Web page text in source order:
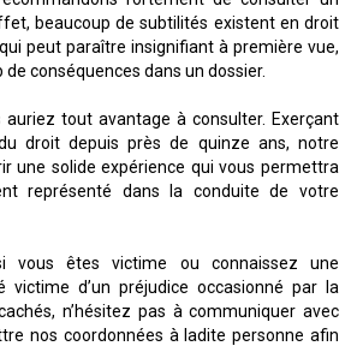
beaucoup de subtilités existent en droit
peut paraître insignifiant à première vue,
conséquences dans un dossier.
auriez tout avantage à consulter. Exerçant
droit depuis près de quinze ans, notre
une solide expérience qui vous permettra
représenté dans la conduite de votre
vous êtes victime ou connaissez une
victime d’un préjudice occasionné par la
n’hésitez pas à communiquer avec
nos coordonnées à ladite personne afin